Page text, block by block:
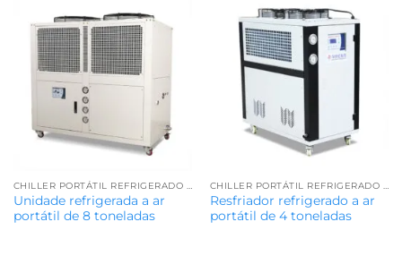
Unidade refrigerada a ar
portátil de 8 toneladas
Resfriador refrigerado a ar
portátil de 4 toneladas